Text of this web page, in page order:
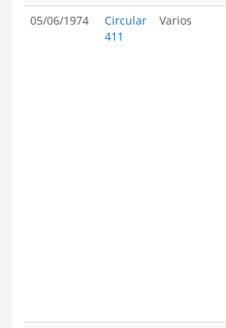
05/06/1974
Circular
411
Varios